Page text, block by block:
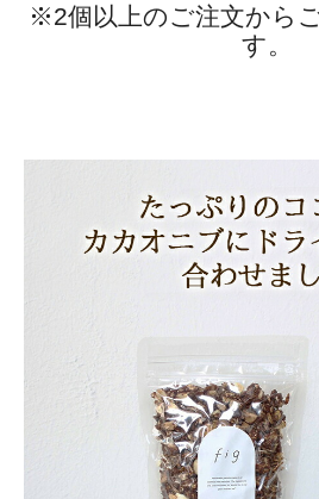
※2個以上のご注文から
す。